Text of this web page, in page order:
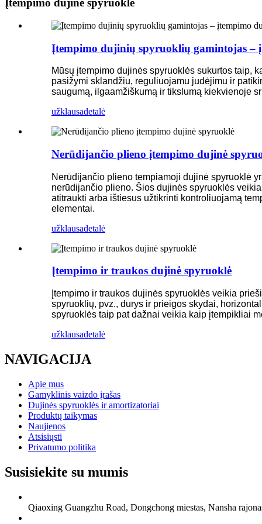
Įtempimo dujinė spyruoklė
Įtempimo dujinių spyruoklių gamintojas –
Mūsų įtempimo dujinės spyruoklės sukurtos taip,
pasižymi sklandžiu, reguliuojamu judėjimu ir
saugumą, ilgaamžiškumą ir tikslumą kiekvienoje
užklausadetalė
Nerūdijančio plieno įtempimo dujinė
Nerūdijančio plieno tempiamoji dujinė spyruoklė
nerūdijančio plieno. Šios dujinės spyruoklės
atitraukti arba ištiesus užtikrinti kontroliuojamą
elementai.
užklausadetalė
Įtempimo ir traukos dujinė spyruoklė
Įtempimo ir traukos dujinės spyruoklės veikia
spyruoklių, pvz., durys ir prieigos skydai,
spyruoklės taip pat dažnai veikia kaip įtempikliai
užklausadetalė
NAVIGACIJA
Apie mus
Gamyklinis vaizdo įrašas
Dujinės spyruoklės ir amortizatoriai
Produktų taikymas
Naujienos
Atsisiųsti
Privatumo politika
Susisiekite su mumis
Qiaoxing Guangzhu Road, Dongchong miestas, Nansha